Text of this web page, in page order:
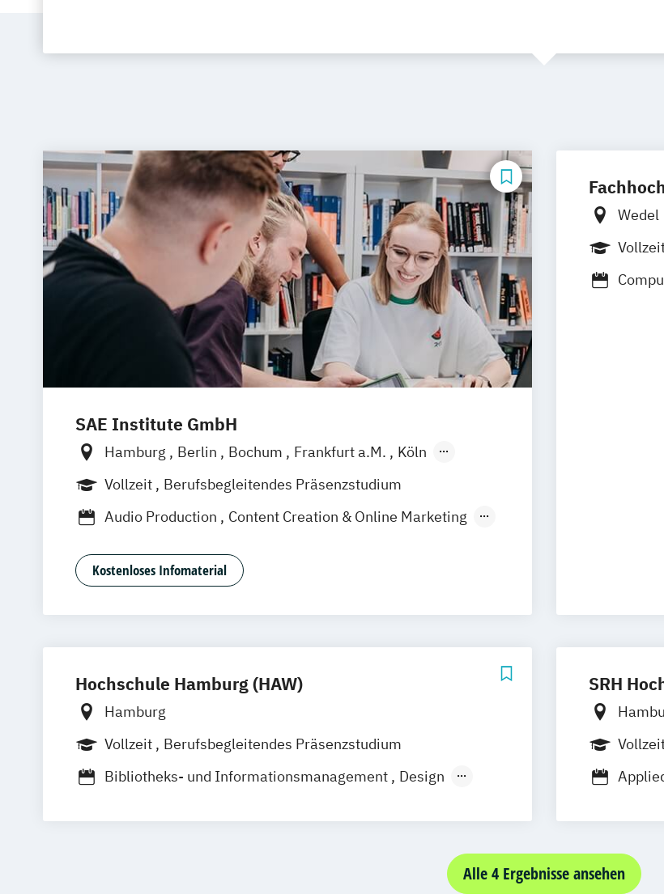
SAE Institute GmbH
Hamburg Berlin Bochum Frankfurt a.M.
Köln
Leipzig
München Stuttgart Hannover Nürnberg
Vollzeit
Berufsbegleitendes Präsenzstudium
Audio Production
Content Creation & Online Marketing
Game Art Animation
Graphic Design Music Business
Software Engineering Visuell Effects Animation
Voice Acting
Kostenloses Infomaterial
Wedel
Hochschule Hamburg (HAW)
Hamburg
Vollzeit
Berufsbegleitendes Präsenzstudium
Bibliotheks- und Informationsmanagement
Design
Digitale Transformation der Informations- und
SRH
Alle 4 Ergebnisse ansehen